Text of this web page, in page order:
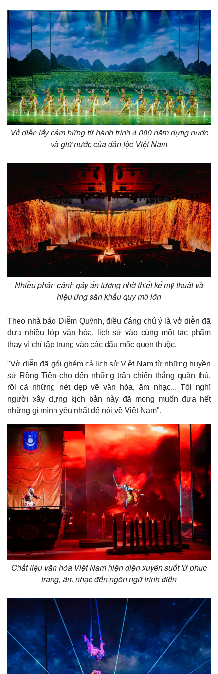
Quan sát
Hồ sơ
Video
Ảnh
E-Magazine
Infographic
Vở diễn lấy cảm hứng từ hành trình 4.000 năm dựng nước
và giữ nước của dân tộc Việt Nam
Nhiều phân cảnh gây ấn tượng nhờ thiết kế mỹ thuật và
hiệu ứng sân khấu quy mô lớn
Theo nhà báo Diễm Quỳnh, điều đáng chú ý là vở diễn đã
đưa nhiều lớp văn hóa, lịch sử vào cùng một tác phẩm
thay vì chỉ tập trung vào các dấu mốc quen thuộc.
"Vở diễn đã gói ghém cả lịch sử Việt Nam từ những huyền
sử Rồng Tiên cho đến những trận chiến thắng quân thù,
rồi cả những nét đẹp về văn hóa, âm nhạc... Tôi nghĩ
người xây dựng kịch bản này đã mong muốn đưa hết
những gì mình yêu nhất để nói về Việt Nam".
Chất liệu văn hóa Việt Nam hiện diện xuyên suốt từ phục
trang, âm nhạc đến ngôn ngữ trình diễn